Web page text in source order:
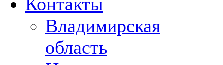
Владимирская
область